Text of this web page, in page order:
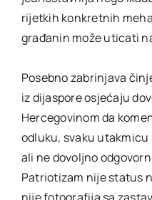
rijetkih konkretnih
građanin može uticati
Posebno zabrinjava
iz dijaspore osjećaju
Hercegovinom da
odluku, svaku
ali ne dovoljno
Patriotizam nije status